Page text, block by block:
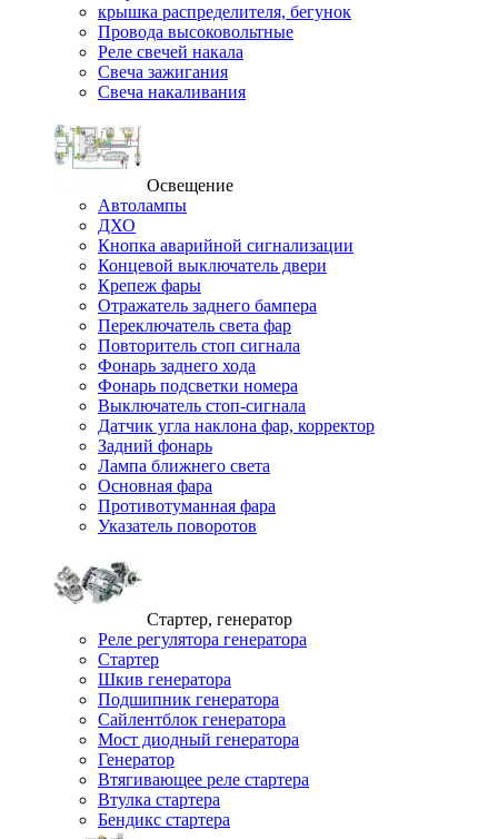
крышка распределителя, бегунок
Провода высоковольтные
Реле свечей накала
Свеча зажигания
Свеча накаливания
Освещение
Автолампы
ДХО
Кнопка аварийной сигнализации
Концевой выключатель двери
Крепеж фары
Отражатель заднего бампера
Переключатель света фар
Повторитель стоп сигнала
Фонарь заднего хода
Фонарь подсветки номера
Выключатель стоп-сигнала
Датчик угла наклона фар, корректор
Задний фонарь
Лампа ближнего света
Основная фара
Противотуманная фара
Указатель поворотов
Стартер, генератор
Реле регулятора генератора
Стартер
Шкив генератора
Подшипник генератора
Сайлентблок генератора
Мост диодный генератора
Генератор
Втягивающее реле стартера
Втулка стартера
Бендикс стартера